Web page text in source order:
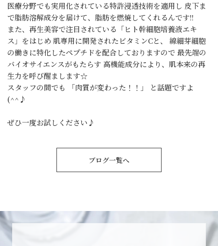
医療分野でも実用化されている特許浸透技術を適用し 皮下ま
で脂肪溶解成分を届けて、脂肪を燃焼してくれるんです!!
また、再生美容で注目されている「ヒト幹細胞培養液エキ
ス」をはじめ 肌専用に開発されたビタミンCと、 線細芽細胞
の働きに特化したペプチドを配合しておりますので 最先端の
バイオサイエンスがもたらす 高機能成分により、肌本来の再
生力を呼び醒まします☆
スタッフの間でも 「肉質が変わった！！」 と話題ですよ
(^^♪
ぜひ一度お試しください♪
ブログ一覧へ